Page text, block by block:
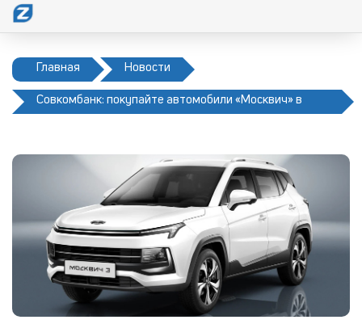
Главная Новости
Совкомбанк: покупайте автомобили «Москвич» в